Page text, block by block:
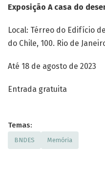
Exposição A casa do
Local: Térreo do Edifício
do Chile, 100. Rio de
Até 18 de agosto de 2023
Entrada gratuita
Temas:
BNDES Memória